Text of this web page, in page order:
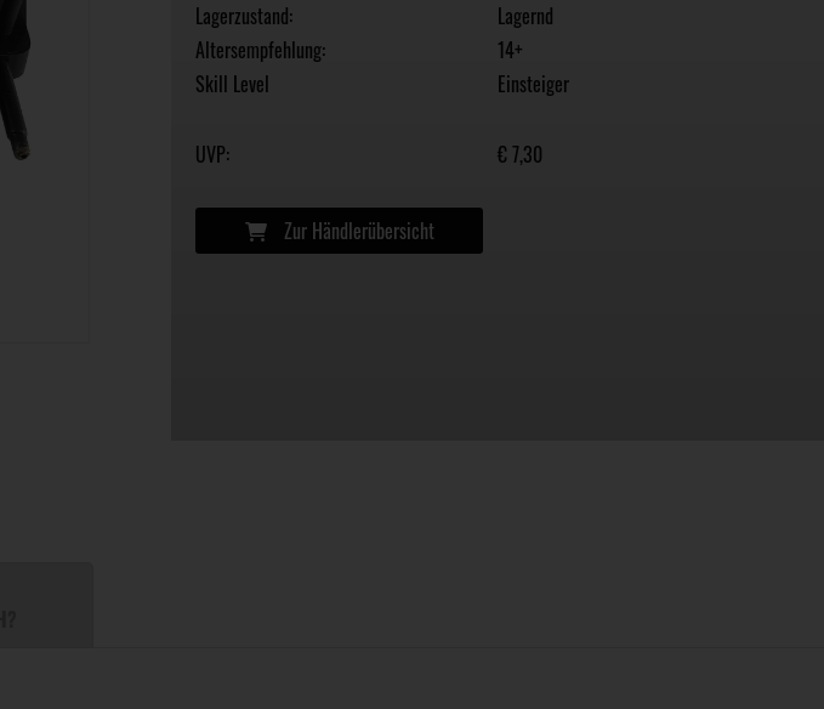
Lagerzustand:
Lagernd
Altersempfehlung:
14+
Skill Level
Einsteiger
UVP: € 7,30
Zur Händlerübersicht